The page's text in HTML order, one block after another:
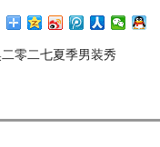
零二七夏季男装秀